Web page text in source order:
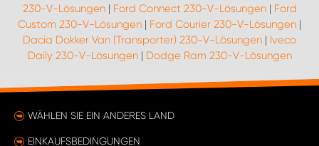
230-V-Lösungen| Ford Connect 230-V-Lösungen| Ford
Custom 230-V-Lösungen | Ford Courier 230-V-Lösungen |
Dacia Dokker Van (Transporter) 230-V-Lösungen | Iveco
Daily 230-V-Lösungen| Dodge Ram 230-V-Lösungen
WÄHLEN SIE EIN ANDERES LAND
EINKAUFSBEDINGUNGEN